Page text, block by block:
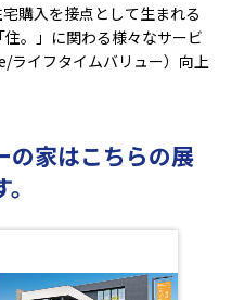
購入を接点として生まれる
住。」に関わる様々なサービ
ライフタイムバリュー）向上
の家はこちらの展